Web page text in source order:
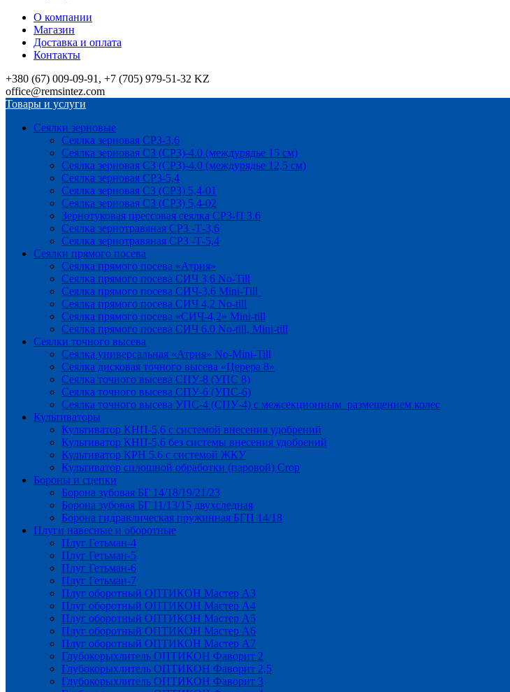
О компании
Магазин
Доставка и оплата
Контакты
+380 (67) 009-09-91, +7 (705) 979-51-32 KZ
office@remsintez.com
Товары и услуги
Сеялки зерновые
Сеялка зерновая СРЗ-3,6
Сеялка зерновая СЗ (СРЗ)-4.0 (междурядье 15 см)
Сеялка зерновая СЗ (СРЗ)-4.0 (междурядье 12,5 см)
Сеялка зерновая СРЗ-5,4
Сеялка зерновая СЗ (СРЗ) 5,4-01
Сеялка зерновая СЗ (СРЗ) 5,4-02
Зернотуковая прессовая сеялка СРЗ-П 3.6
Сеялка зернотравяная СРЗ -Т-3,6
Сеялка зернотравяная СРЗ -Т-5,4
Сеялки прямого посева
Сеялка прямого посева «Атрия»
Сеялка прямого посева СИЧ 3,6 No-Till
Сеялка прямого посева СИЧ-3,6 Mini-Till
Сеялка прямого посева СИЧ 4,2 No-till
Сеялка прямого посева «СИЧ-4,2» Mini-till
Сеялка прямого посева СИЧ 6.0 No-till, Mini-till
Сеялки точного высева
Сеялка универсальная «Атрия» No-Mini-Till
Сеялка дисковая точного высева «Церера 8»
Сеялка точного высева СПУ-8 (УПС 8)
Сеялка точного высева СПУ-6 (УПС-6)
Сеялка точного высева УПС-4 (СПУ-4) с межсекционным размещением колес
Культиваторы
Культиватор КНП-5,6 с системой внесения удобрений
Культиватор КНП-5,6 без системы внесения удобрений
Культиватор КРН 5.6 с системой ЖКУ
Культиватор сплошной обработки (паровой) Crop
Бороны и сцепки
Борона зубовая БГ 14/18/19/21/23
Борона зубовая БГ 11/13/15 двухследная
Борона гидравлическая пружинная БГП 14/18
Плуги навесные и оборотные
Плуг Гетьман-4
Плуг Гетьман-5
Плуг Гетьман-6
Плуг Гетьман-7
Плуг оборотный ОПТИКОН Мастер А3
Плуг оборотный ОПТИКОН Мастер А4
Плуг оборотный ОПТИКОН Мастер А5
Плуг оборотный ОПТИКОН Мастер А6
Плуг оборотный ОПТИКОН Мастер А7
Глубокорыхлитель ОПТИКОН Фаворит 2
Глубокорыхлитель ОПТИКОН Фаворит 2,5
Глубокорыхлитель ОПТИКОН Фаворит 3